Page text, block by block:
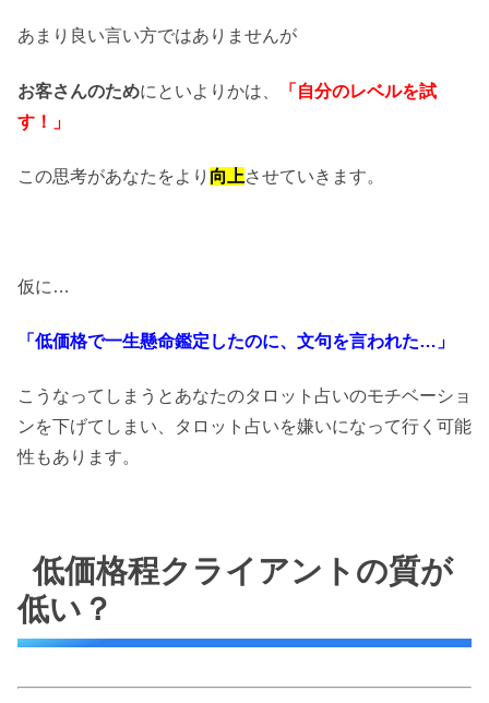
あまり良い言い方ではありませんが
お客さんのためにといよりかは、
「自分のレベルを試
す！」
この思考があなたをより 向上させていきます。
仮に…
「低価格で一生懸命鑑定したのに、文句を言われた…」
こうなってしまうとあなたのタロット占いのモチベーショ
ンを下げてしまい、タロット占いを嫌いになって行く可能
性もあります。
低価格程クライアントの質が
低い？